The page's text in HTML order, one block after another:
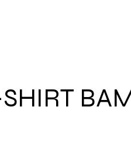
SHIRT